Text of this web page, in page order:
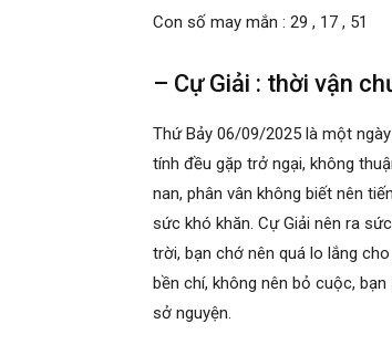
Con số may mắn : 29 , 17 , 51
– Cự Giải : thời vận
Thứ Bảy 06/09/2025 là một
tính đều gặp trở ngại, không
nan, phân vân không biết nên
sức khó khăn. Cự Giải nên ra
trời, bạn chớ nên quá lo lắng
bền chí, không nên bỏ cuộc,
sở nguyện.